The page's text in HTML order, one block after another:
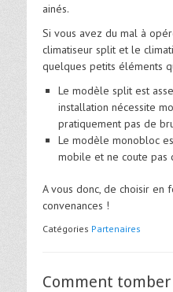
ainés.
Si vous avez du mal à
climatiseur split et le
quelques petits éléments
Le modèle split est
installation nécessite
pratiquement pas de
Le modèle monobloc
mobile et ne coute pas
A vous donc, de choisir en
convenances !
Catégories Partenaires
Comment